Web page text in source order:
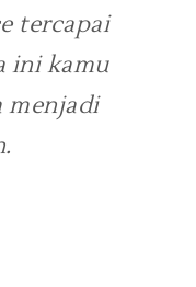
tercapai
ini kamu
menjadi